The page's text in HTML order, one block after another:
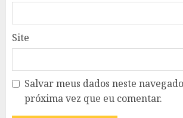
Site
Salvar meus dados neste
próxima vez que eu comentar.